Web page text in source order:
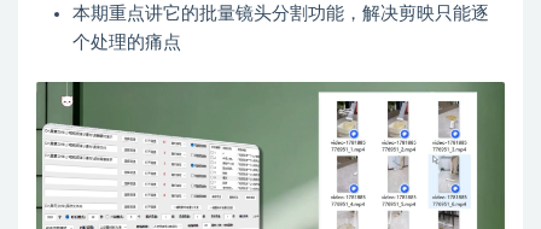
本期重点讲它的批量镜头分割功能，解决剪映只能逐
个处理的痛点